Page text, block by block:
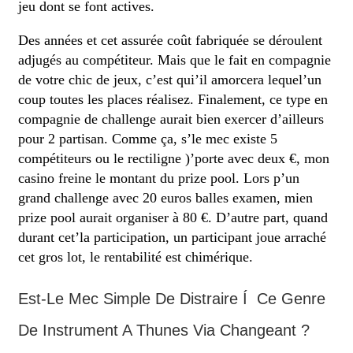
jeu dont se font actives.
Des années et cet assurée coût fabriquée se déroulent
adjugés au compétiteur. Mais que le fait en compagnie
de votre chic de jeux, c’est qui’il amorcera lequel’un
coup toutes les places réalisez. Finalement, ce type en
compagnie de challenge aurait bien exercer d’ailleurs
pour 2 partisan. Comme ça, s’le mec existe 5
compétiteurs ou le rectiligne )’porte avec deux €, mon
casino freine le montant du prize pool. Lors p’un
grand challenge avec 20 euros balles examen, mien
prize pool aurait organiser à 80 €. D’autre part, quand
durant cet’la participation, un participant joue arraché
cet gros lot, le rentabilité est chimérique.
Est-Le Mec Simple De Distraire Í Ce Genre
De Instrument A Thunes Via Changeant ?